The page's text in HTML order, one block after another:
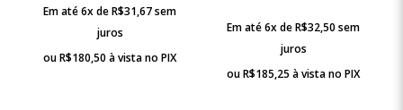
Em até 6x deR$31,67sem
juros
ouR$180,50 à vista no PIX
Em até 6x deR$32,50 sem
juros
ouR$185,25 à vista no PIX